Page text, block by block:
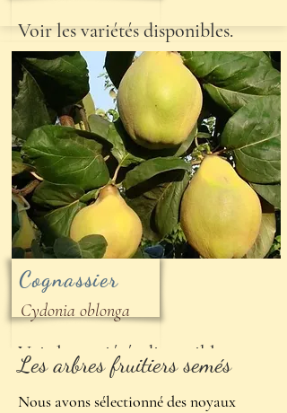
Voir les variétés disponibles.
Cognassier
Cydonia oblonga
Voir les variétés disponibles.
Les arbres fruitiers semés
Nous avons sélectionné des noyaux